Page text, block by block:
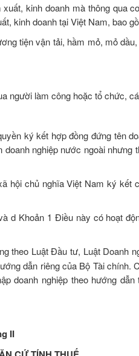
kinh doanh mà thông qua
kinh doanh tại Việt Nam, bao
tiện vận tải, hầm mỏ, mỏ
người làm công hoặc tổ chức,
ký kết hợp đồng đứng tên
nghiệp nước ngoài nhưng
hội chủ nghĩa Việt Nam ký kết
d Khoản 1 Điều này có hoạt
theo Luật Đầu tư, Luật Doanh
dẫn riêng của Bộ Tài chính.
doanh nghiệp theo hướng
II